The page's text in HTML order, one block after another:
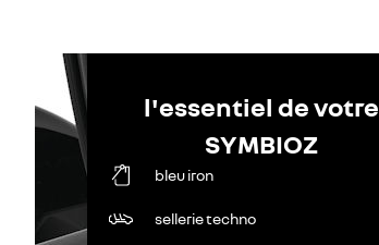
l'essentiel de votre
SYMBIOZ
bleu iron
sellerie techno